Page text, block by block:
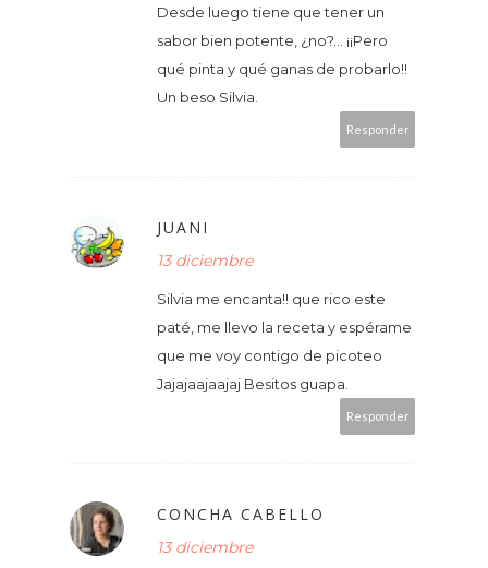
Desde luego tiene que tener un
sabor bien potente, ¿no?... ¡¡Pero
qué pinta y qué ganas de probarlo!!
Un beso Silvia.
Responder
JUANI
13 diciembre
Silvia me encanta!! que rico este
paté, me llevo la receta y espérame
que me voy contigo de picoteo
Jajajaajaajaj Besitos guapa.
Responder
CONCHA CABELLO
13 diciembre